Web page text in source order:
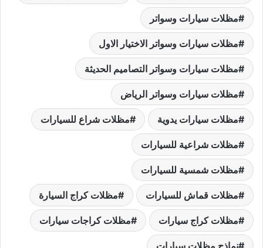
مظلات سيارات وسواتر
مظلات سيارات وسواتر الاختيار الاول
مظلات سيارات وسواتر التصاميم الحديثة
مظلات سيارات وسواتر الرياض
مظلات سيارات يدوية مظلات شراع للسيارات
مظلات شراعية للسيارات
مظلات شمسية للسيارات
مظلات قماش للسيارات مظلات كراج السيارة
مظلات كراج سيارات مظلات كراجات سيارات